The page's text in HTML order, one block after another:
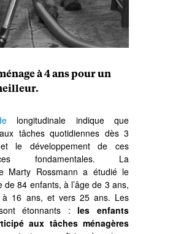
à 4 ans pour un
longitudinale indique que
tâches quotidiennes dès 3
le développement de ces
fondamentales. La
Marty Rossmann a étudié le
de 84 enfants, à l’âge de 3 ans,
16 ans, et vers 25 ans. Les
étonnants : les enfants
aux tâches ménagères